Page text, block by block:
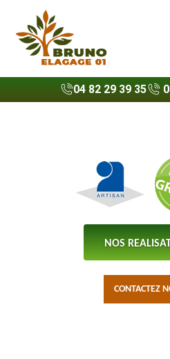
04 82 29 39 35
NOS
CONTACTEZ